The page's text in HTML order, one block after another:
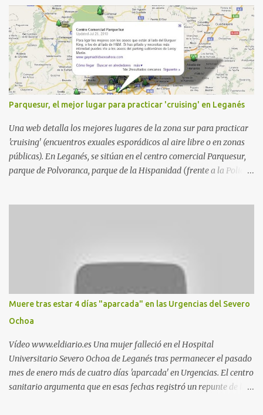
Parquesur, el mejor lugar para practicar 'cruising' en Leganés
Una web detalla los mejores lugares de la zona sur para practicar
'cruising' (encuentros exuales esporádicos al aire libre o en zonas
públicas). En Leganés, se sitúan en el centro comercial Parquesur,
parque de Polvoranca, parque de la Hispanidad (frente a la Policía
estadio municipal de Butarque) y caminos entre el estadio y Plaza
Nueva. Otro lugar: Escombrera de Polvoranca, entre Leganés y
Móstoles También en el parque de la Hispanidad, situado frente a
la Policía Local de Leganés de la calle Chile, 1, y junto al
cementerio de Butarque". Más información
Muere tras estar 4 días "aparcada" en las Urgencias del Severo
Ochoa
Vídeo www.eldiario.es Una mujer falleció en el Hospital
Universitario Severo Ochoa de Leganés tras permanecer el pasado
mes de enero más de cuatro días 'aparcada' en Urgencias. El centro
sanitario argumenta que en esas fechas registró un repunte de las